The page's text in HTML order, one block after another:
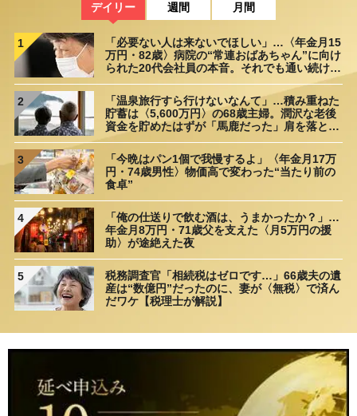
デイリー 週間 月間
1
「必要ない人は来ないでほしい」…〈年金月15
万円・82歳〉病院の“常連おばあちゃん”に向け
られた20代会社員の本音。それでも通い続ける
2
「温泉旅行すら行けないなんて」…積み重ねた
貯蓄は〈5,600万円〉の68歳主婦。潤沢な老後
資金を貯めたはずが「馬鹿だった」肩を落とす
3
「今晩はパン1個で我慢するよ」〈年金月17万
円・74歳男性〉物価高で変わった“当たり前の
食卓”
4
「俺の仕送りで飲む酒は、うまかったか？」…
年金月8万円・71歳父を支えた〈月5万円の援
助〉が途絶えた夜
5
税務調査官「相続税はゼロです…」66歳夫の遺
産は“数億円”だったのに、妻が〈無税〉で済ん
だワケ【税理士が解説】